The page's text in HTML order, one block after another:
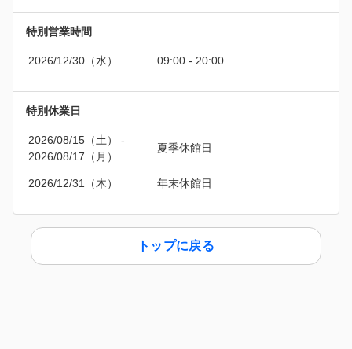
特別営業時間
2026/12/30（水） 09:00 - 20:00
特別休業日
2026/08/15（土）
-
2026/08/17（月）
夏季休館日
2026/12/31（木） 年末休館日
トップに戻る